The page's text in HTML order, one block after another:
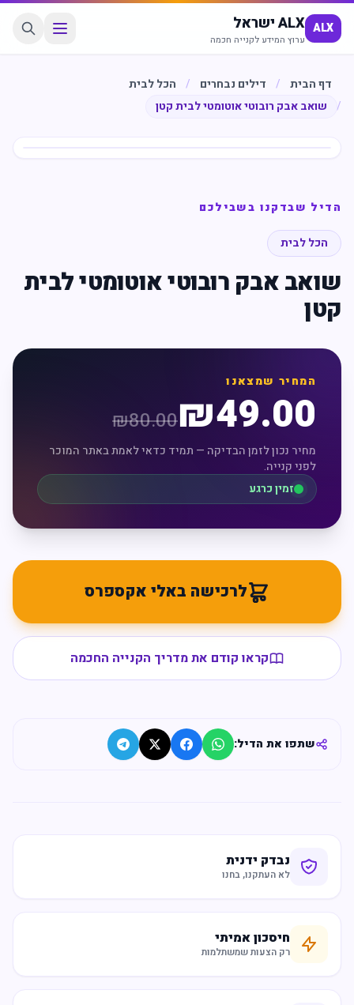
ALX ALX ישראל
ערוץ המידע לקנייה חכמה
דף הבית / דילים נבחרים /
הכל לבית
/
שואב אבק רובוטי אוטומטי לבית קטן
הדיל שבדקנו בשבילכם
הכל לבית
שואב אבק רובוטי אוטומטי לבית
קטן
המחיר שמצאנו
₪49.00
₪80.00
מחיר נכון לזמן הבדיקה — תמיד כדאי לאמת באתר המוכר
לפני קנייה.
זמין כרגע
לרכישה באלי אקספרס
קראו קודם את מדריך הקנייה החכמה
שתפו את הדיל:
נבדק ידנית
לא העתקנו, בחנו
חיסכון אמיתי
רק הצעות שמשתלמות